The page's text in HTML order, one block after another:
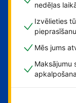
nedēļas
Izvēlieties
pieprasīšanu
Mēs jums
Maksājumu